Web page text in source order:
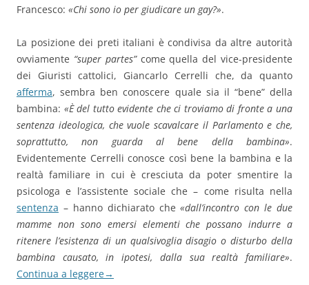
Francesco: «Chi sono io per giudicare un gay?».
La posizione dei preti italiani è condivisa da altre autorità
ovviamente “super partes”come quella del vice-presidente
dei Giuristi cattolici, Giancarlo Cerrelli che, da quanto
afferma, sembra ben conoscere quale sia il “bene” della
bambina: «È del tutto evidente che ci troviamo di fronte a una
sentenza ideologica, che vuole scavalcare il Parlamento e che,
soprattutto, non guarda al bene della bambina».
Evidentemente Cerrelli conosce così bene la bambina e la
realtà familiare in cui è cresciuta da poter smentire la
psicologa e l’assistente sociale che – come risulta nella
sentenza – hanno dichiarato che«dall’incontro con le due
mamme non sono emersi elementi che possano indurre a
ritenere l’esistenza di un qualsivoglia disagio o disturbo della
bambina causato, in ipotesi, dalla sua realtà familiare».
Continua a leggere→